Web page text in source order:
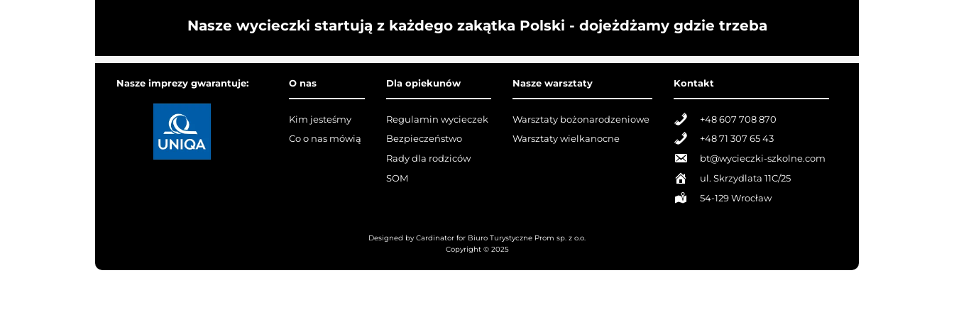
Nasze wycieczki startują z każdego zakątka Polski - dojeżdżamy gdzie trzeba
Nasze imprezy gwarantuje: O nas
Kim jesteśmy
Co o nas mówią
Dla opiekunów
Regulamin wycieczek
Bezpieczeństwo
Rady dla rodziców
SOM
Nasze warsztaty
Warsztaty bożonarodzeniowe
Warsztaty wielkanocne
Kontakt
+48 607 708 870
+48 71 307 65 43
bt@wycieczki-szkolne.com
ul. Skrzydlata 11C/25
54-129 Wrocław
Designed by Cardinator for Biuro Turystyczne Prom sp. z o.o.
Copyright © 2025